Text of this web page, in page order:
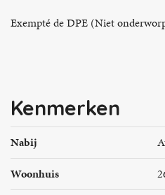
Exempté de DPE (Niet
Kenmerken
Nabij
Woonhuis